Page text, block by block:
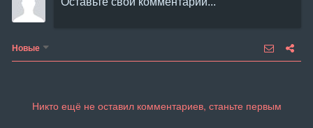
Новые